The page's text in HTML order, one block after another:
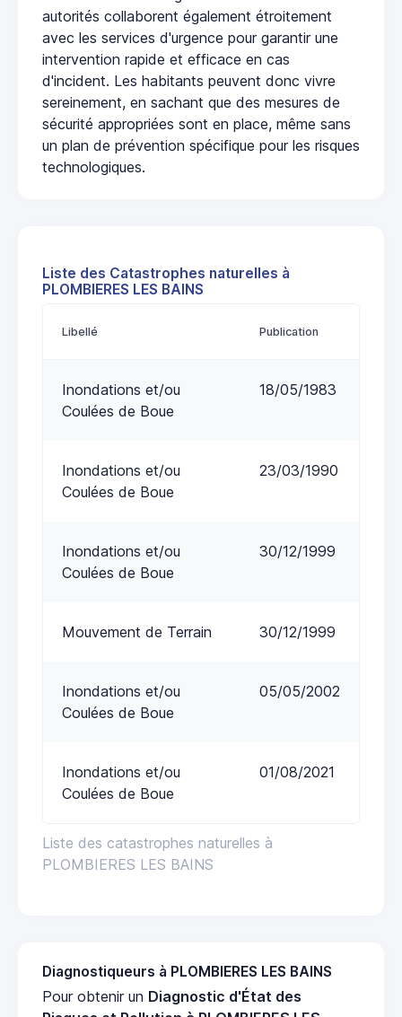
autorités collaborent également étroitement
avec les services d'urgence pour garantir une
intervention rapide et efficace en cas
d'incident. Les habitants peuvent donc vivre
sereinement, en sachant que des mesures de
sécurité appropriées sont en place, même sans
un plan de prévention spécifique pour les risques
technologiques.
Liste des Catastrophes naturelles à
PLOMBIERES LES BAINS
Liste des catastrophes naturelles à
PLOMBIERES LES BAINS
Libellé Publication
Inondations et/ou
Coulées de Boue
18/05/1983
Inondations et/ou
Coulées de Boue
23/03/1990
Inondations et/ou
Coulées de Boue
30/12/1999
Mouvement de Terrain 30/12/1999
Inondations et/ou
Coulées de Boue
05/05/2002
Inondations et/ou
Coulées de Boue
01/08/2021
Diagnostiqueurs à PLOMBIERES LES BAINS
Pour obtenir un Diagnostic d'État des